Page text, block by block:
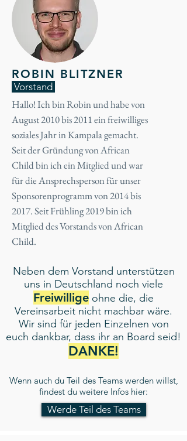
ROBIN BLITZNER
Vorstand
Hallo! Ich bin Robin und habe von
August 2010 bis 2011 ein freiwilliges
soziales Jahr in Kampala gemacht.
Seit der Gründung von African
Child bin ich ein Mitglied und war
für die Ansprechsperson für unser
Sponsorenprogramm von 2014 bis
2017. Seit Frühling 2019 bin ich
Mitglied des Vorstands von African
Child.
Neben dem Vorstand unterstützen
uns in Deutschland noch viele
Freiwillige ohne die, die
Vereinsarbeit nicht machbar wäre.
Wir sind für jeden Einzelnen von
euch dankbar, dass ihr an Board seid!
DANKE!
Wenn auch du Teil des Teams werden willst,
findest du weitere Infos hier:
Werde Teil des Teams